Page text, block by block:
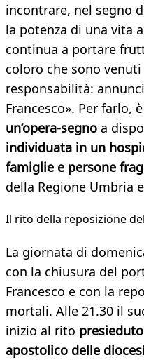
incontrare, nel segno
la potenza di una vita
continua a portare
coloro che sono
responsabilità:
Francesco». Per farlo,
un’opera-segno a
individuata in un
famiglie e persone
della Regione Umbria
Il rito della reposizione
La giornata di
con la chiusura del
Francesco e con la
mortali. Alle 21.30 il
inizio al rito
apostolico delle